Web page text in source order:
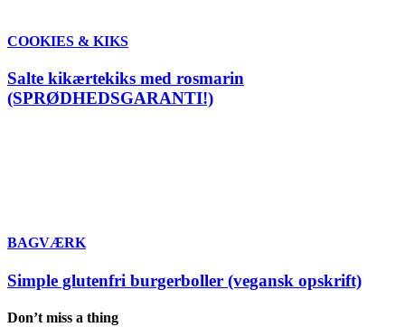
COOKIES & KIKS
Salte kikærtekiks med rosmarin
(SPRØDHEDSGARANTI!)
BAGVÆRK
Simple glutenfri burgerboller (vegansk opskrift)
Don’t miss a thing